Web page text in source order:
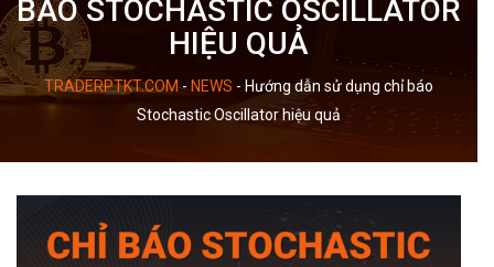
BÁO STOCHASTIC OSCILLATOR
HIỆU QUẢ
TRADERPTKT.COM-NEWS - Hướng dẫn sử dụng chỉ báo
Stochastic Oscillator hiệu quả